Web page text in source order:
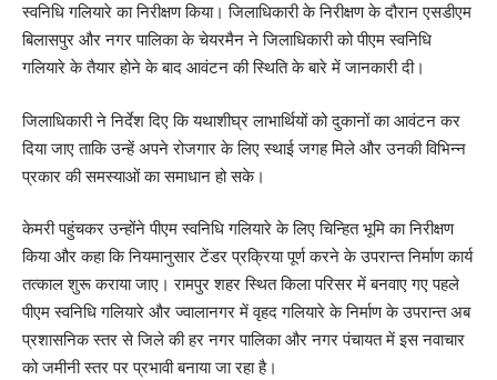
स्वनिधि गलियारे का निरीक्षण किया। जिलाधिकारी के निरीक्षण के दौरान एसडीएम
बिलासपुर और नगर पालिका के चेयरमैन ने जिलाधिकारी को पीएम स्वनिधि
गलियारे के तैयार होने के बाद आवंटन की स्थिति के बारे में जानकारी दी।
जिलाधिकारी ने निर्देश दिए कि यथाशीघ्र लाभार्थियों को दुकानों का आवंटन कर
दिया जाए ताकि उन्हें अपने रोजगार के लिए स्थाई जगह मिले और उनकी विभिन्न
प्रकार की समस्याओं का समाधान हो सके।
केमरी पहुंचकर उन्होंने पीएम स्वनिधि गलियारे के लिए चिन्हित भूमि का निरीक्षण
किया और कहा कि नियमानुसार टेंडर प्रक्रिया पूर्ण करने के उपरान्त निर्माण कार्य
तत्काल शुरू कराया जाए। रामपुर शहर स्थित किला परिसर में बनवाए गए पहले
पीएम स्वनिधि गलियारे और ज्वालानगर में वृहद गलियारे के निर्माण के उपरान्त अब
प्रशासनिक स्तर से जिले की हर नगर पालिका और नगर पंचायत में इस नवाचार
को जमीनी स्तर पर प्रभावी बनाया जा रहा है।